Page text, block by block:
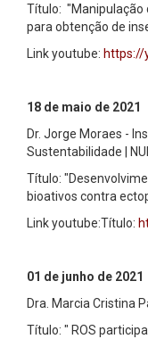
Título: "Manipulação
para obtenção de
Link youtube: https://
18 de maio de 2021
Dr. Jorge Moraes -
Sustentabilidade |
Título:
bioativos contra
Link youtube:Título:
01 de junho de 2021
Dra. Marcia Cristina
Título: " ROS